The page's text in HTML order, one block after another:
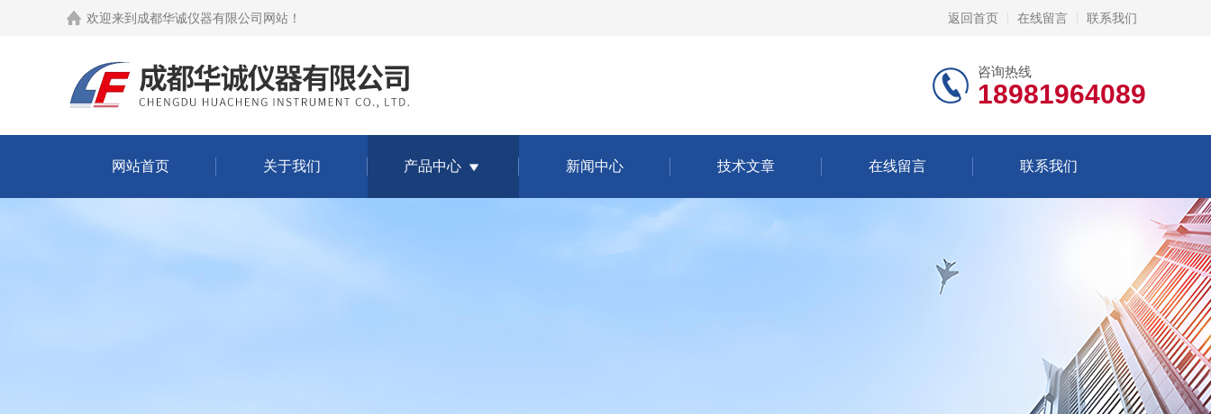
欢迎来到 成都华诚仪器有限公司网站 ！ 返回首页 在线留言 联系我们
咨询热线
18981964089
网站首页 关于我们 产品中心 新闻中心 技术文章 在线留言 联系我们